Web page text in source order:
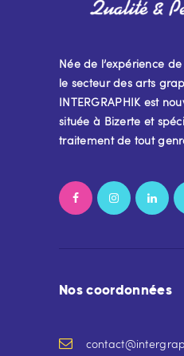
Née de l’expérience
le secteur des arts
INTERGRAPHIK est
située à Bizerte et
traitement de tout
Nos coordonnées